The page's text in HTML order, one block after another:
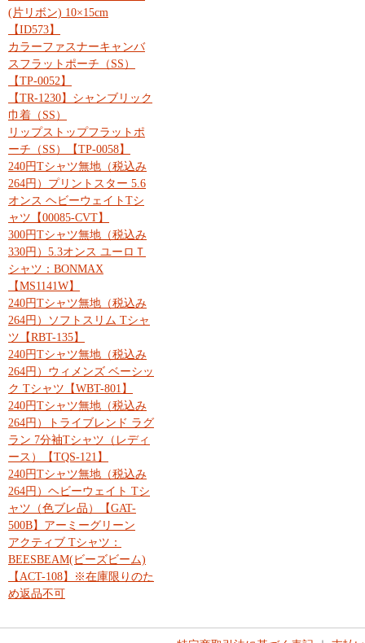
(片リボン) 10×15cm
【ID573】
カラーファスナーキャンバ
スフラットポーチ（SS）
【TP-0052】
【TR-1230】シャンブリック
巾着（SS）
リップストップフラットポ
ーチ（SS）【TP-0058】
240円Tシャツ無地（税込み
264円）プリントスター 5.6
オンス ヘビーウェイトTシ
ャツ【00085-CVT】
300円Tシャツ無地（税込み
330円）5.3オンス ユーロＴ
シャツ：BONMAX
【MS1141W】
240円Tシャツ無地（税込み
264円）ソフトスリム Tシャ
ツ【RBT-135】
240円Tシャツ無地（税込み
264円）ウィメンズ ベーシッ
ク Tシャツ【WBT-801】
240円Tシャツ無地（税込み
264円）トライブレンド ラグ
ラン 7分袖Tシャツ（レディ
ース）【TQS-121】
240円Tシャツ無地（税込み
264円）ヘビーウェイト Tシ
ャツ（色ブレ品）【GAT-
500B】アーミーグリーン
アクティブ Tシャツ：
BEESBEAM(ビーズビーム)
【ACT-108】※在庫限りのた
め返品不可